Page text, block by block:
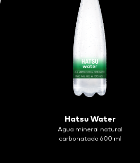
Hatsu Water
Agua mineral natural
carbonatada 600 ml